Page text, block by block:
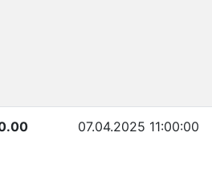
07.04.2025 11:00:00